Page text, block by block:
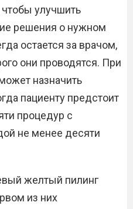
улучшить
решения о нужном
остается за врачом,
они проводятся. При
назначить
пациенту предстоит
процедур с
не менее десяти
желтый пилинг
из них